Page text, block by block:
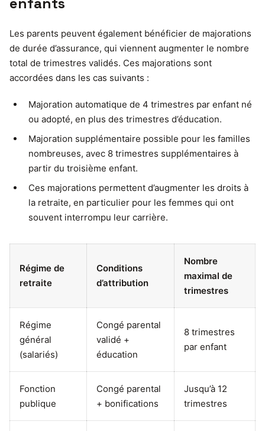
Les parents peuvent également bénéficier de majorations
de durée d’assurance, qui viennent augmenter le nombre
total de trimestres validés. Ces majorations sont
accordées dans les cas suivants :
Majoration automatique de 4 trimestres par enfant né
ou adopté, en plus des trimestres d’éducation.
Majoration supplémentaire possible pour les familles
nombreuses, avec 8 trimestres supplémentaires à
partir du troisième enfant.
Ces majorations permettent d’augmenter les droits à
la retraite, en particulier pour les femmes qui ont
souvent interrompu leur carrière.
Régime de
retraite
Conditions
d’attribution
Nombre
maximal de
trimestres
Régime
général
(salariés)
Congé parental
validé +
éducation
8 trimestres
par enfant
Fonction
publique
Congé parental
+ bonifications
Jusqu’à 12
trimestres